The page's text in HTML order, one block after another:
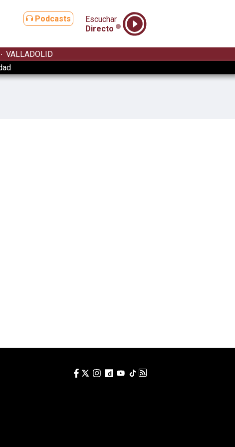
Podcasts
Escuchar
Directo
VALLADOLID